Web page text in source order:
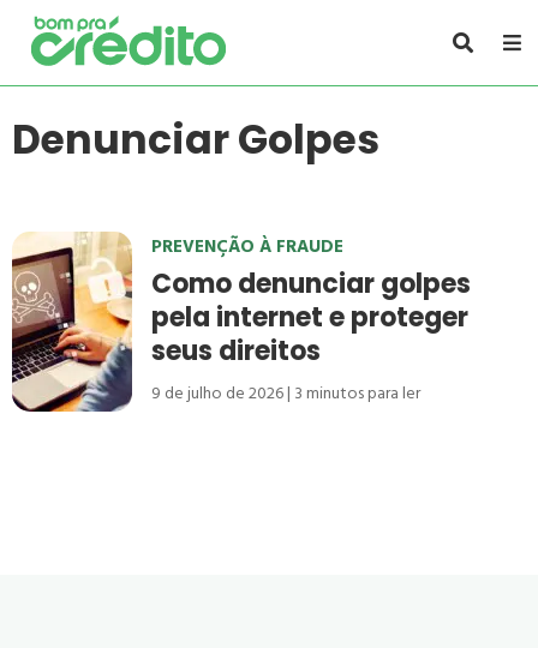
Denunciar Golpes
PREVENÇÃO À FRAUDE
Como denunciar golpes
pela internet e proteger
seus direitos
9 de julho de 2026 3minutos para ler